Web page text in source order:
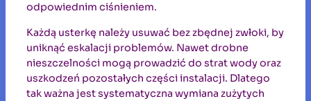
odpowiednim ciśnieniem.
Każdą usterkę należy usuwać bez zbędnej zwłoki, by
uniknąć eskalacji problemów. Nawet drobne
nieszczelności mogą prowadzić do strat wody oraz
uszkodzeń pozostałych części instalacji. Dlatego
tak ważna jest systematyczna wymiana zużytych